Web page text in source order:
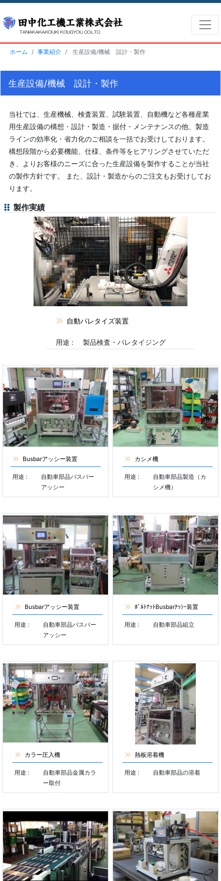
ホーム 事業紹介 生産設備/機械 設計・製作
生産設備/機械 設計・製作
当社では、生産機械、検査装置、試験装置、自動機など各種産業
用生産設備の構想・設計・製造・据付・メンテナンスの他、製造
ラインの効率化・省力化のご相談を一括でお受けしております。
構想段階から必要機能、仕様、条件等をヒアリングさせていただ
き、よりお客様のニーズに合った生産設備を製作することが当社
の製作方針です。 また、設計・製造からのご注文もお受けしてお
ります。
製作実績
自動パレタイズ装置
用途 : 製品検査・パレタイジング
Busbarアッシー装置
用途 :
自動車部品バスバー
アッシー
カシメ機
用途 :
自動車部品製造（カ
シメ機）
Busbarアッシー装置
用途 :
自動車部品バスバー
アッシー
ﾎﾞﾙﾄﾅｯﾄBusbarｱｯｼｰ装置
用途 : 自動車部品組立
カラー圧入機
用途 :
自動車部品金属カラ
ー取付
熱板溶着機
用途 : 自動車部品の溶着